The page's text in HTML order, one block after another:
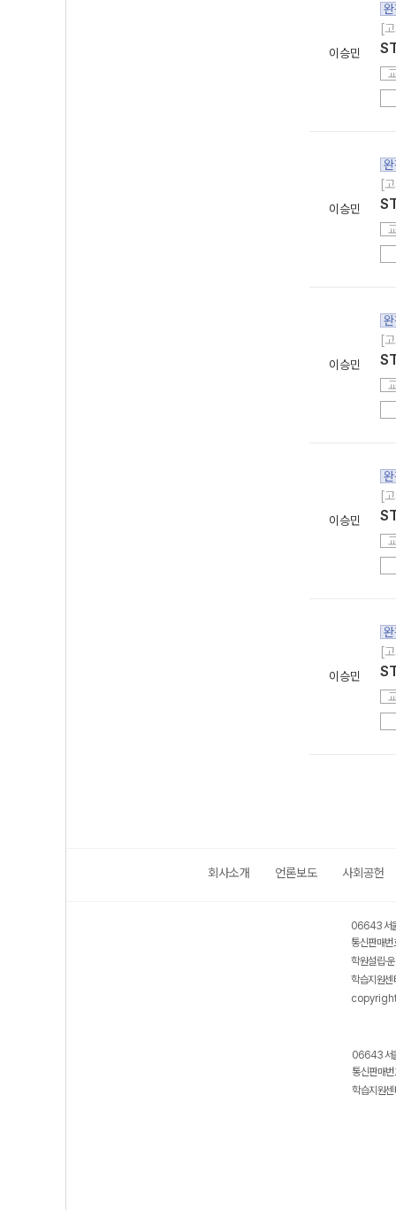
이승민
[
이승민
[
이승민
[
이승민
[
이승민
[
회사소개 언론보도 사회공헌
06643 서
통신판매
학원설립·
학습지원
06643 서
통신판매
학습지원